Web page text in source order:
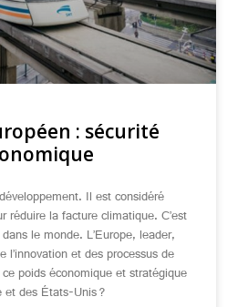
: sécurité
Il est considéré
la facture climatique. C’est
le monde. L’Europe, leader,
et des processus de
poids économique et stratégique
et des États-Unis ?